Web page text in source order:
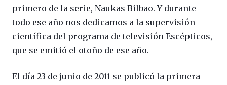
primero de la serie, Naukas Bilbao. Y durante
todo ese año nos dedicamos a la supervisión
científica del programa de televisión Escépticos,
que se emitió el otoño de ese año.
El día 23 de junio de 2011 se publicó la primera